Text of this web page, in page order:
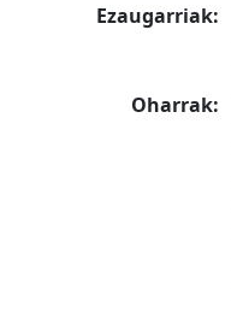
Ezaugarriak:
Oharrak: